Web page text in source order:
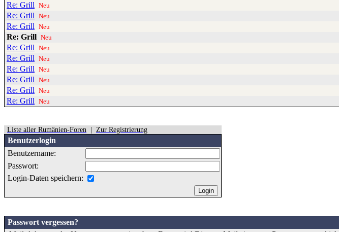
Re: Grill Neu
Re: Grill Neu
Re: Grill Neu
Re: Grill Neu
Re: Grill Neu
Re: Grill Neu
Re: Grill Neu
Re: Grill Neu
Re: Grill Neu
Re: Grill Neu
Liste aller Rumänien-Foren Zur Registrierung
Benutzerlogin
Benutzername:
Passwort:
Login-Daten speichern:
Passwort vergessen?